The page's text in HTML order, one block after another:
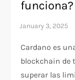
funciona?
Cardano es
blockchain de
superar las